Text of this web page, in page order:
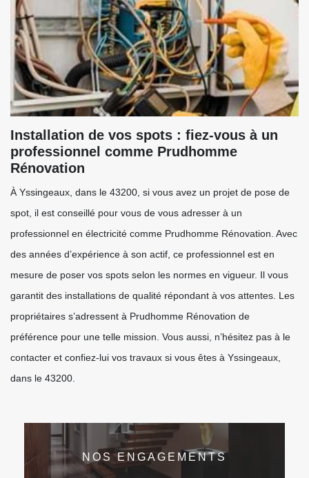
Installation de vos spots : fiez-vous à un
professionnel comme Prudhomme
Rénovation
À Yssingeaux, dans le 43200, si vous avez un projet de pose de
spot, il est conseillé pour vous de vous adresser à un
professionnel en électricité comme Prudhomme Rénovation. Avec
des années d’expérience à son actif, ce professionnel est en
mesure de poser vos spots selon les normes en vigueur. Il vous
garantit des installations de qualité répondant à vos attentes. Les
propriétaires s’adressent à Prudhomme Rénovation de
préférence pour une telle mission. Vous aussi, n’hésitez pas à le
contacter et confiez-lui vos travaux si vous êtes à Yssingeaux,
dans le 43200.
NOS ENGAGEMENTS